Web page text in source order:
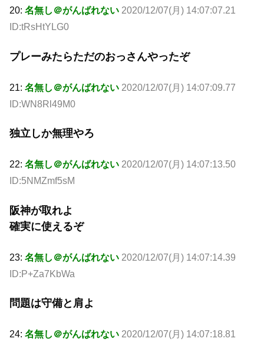
20: 名無し＠がんばれない 2020/12/07(月) 14:07:07.21
ID:tRsHtYLG0
プレーみたらただのおっさんやったぞ
21: 名無し＠がんばれない 2020/12/07(月) 14:07:09.77
ID:WN8Rl49M0
独立しか無理やろ
22: 名無し＠がんばれない 2020/12/07(月) 14:07:13.50
ID:5NMZmf5sM
阪神が取れよ
確実に使えるぞ
23: 名無し＠がんばれない 2020/12/07(月) 14:07:14.39
ID:P+Za7KbWa
問題は守備と肩よ
24: 名無し＠がんばれない 2020/12/07(月) 14:07:18.81